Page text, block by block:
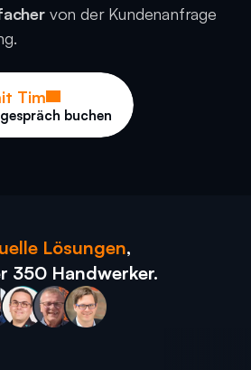
von der Kundenanfrage
Tim
buchen
Lösungen,
350 Handwerker.